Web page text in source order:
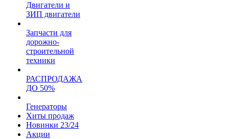
Двигатели и
ЗИП двигатели
Запчасти для
дорожно-
строительной
техники
РАСПРОДАЖА
ДО 50%
Генераторы
Хиты продаж
Новинки 23/24
Акции